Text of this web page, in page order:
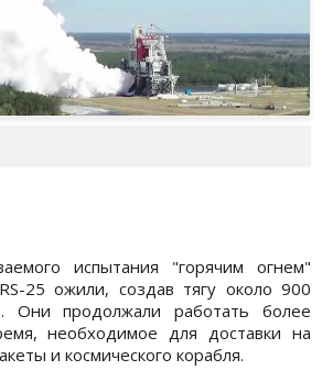
испытания "горячим огнем"
25 ожили, создав тягу около 900
Они продолжали работать более
необходимое для доставки на
и космического корабля.